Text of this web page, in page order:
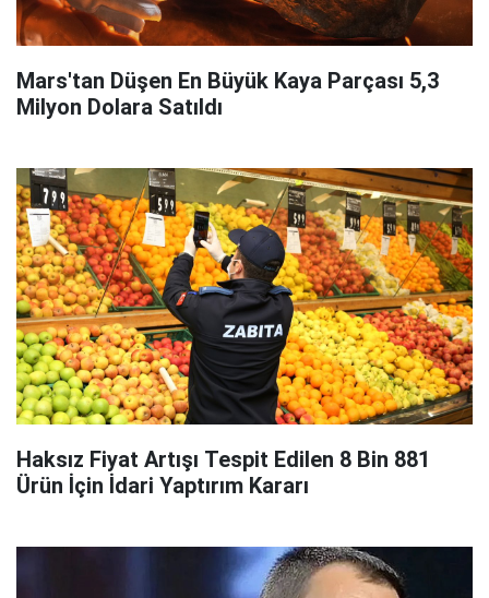
Mars'tan Düşen En Büyük Kaya Parçası 5,3
Milyon Dolara Satıldı
Haksız Fiyat Artışı Tespit Edilen 8 Bin 881
Ürün İçin İdari Yaptırım Kararı